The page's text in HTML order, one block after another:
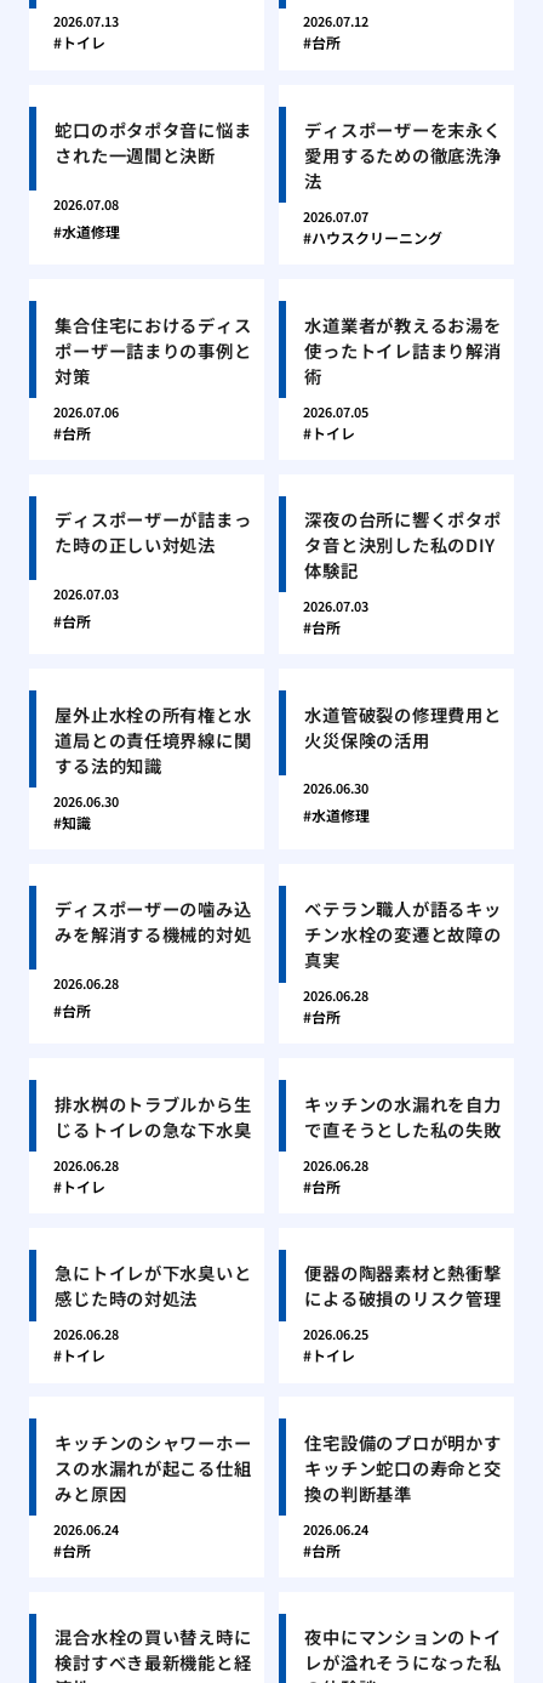
2026.07.13
トイレ
2026.07.12
台所
蛇口のポタポタ音に悩ま
された一週間と決断
2026.07.08
水道修理
ディスポーザーを末永く
愛用するための徹底洗浄
法
2026.07.07
ハウスクリーニング
集合住宅におけるディス
ポーザー詰まりの事例と
対策
2026.07.06
台所
水道業者が教えるお湯を
使ったトイレ詰まり解消
術
2026.07.05
トイレ
ディスポーザーが詰まっ
た時の正しい対処法
2026.07.03
台所
深夜の台所に響くポタポ
タ音と決別した私のDIY
体験記
2026.07.03
台所
屋外止水栓の所有権と水
道局との責任境界線に関
する法的知識
2026.06.30
知識
水道管破裂の修理費用と
火災保険の活用
2026.06.30
水道修理
ディスポーザーの噛み込
みを解消する機械的対処
2026.06.28
台所
ベテラン職人が語るキッ
チン水栓の変遷と故障の
真実
2026.06.28
台所
排水桝のトラブルから生
じるトイレの急な下水臭
2026.06.28
トイレ
キッチンの水漏れを自力
で直そうとした私の失敗
2026.06.28
台所
急にトイレが下水臭いと
感じた時の対処法
2026.06.28
トイレ
便器の陶器素材と熱衝撃
による破損のリスク管理
2026.06.25
トイレ
キッチンのシャワーホー
スの水漏れが起こる仕組
みと原因
2026.06.24
台所
住宅設備のプロが明かす
キッチン蛇口の寿命と交
換の判断基準
2026.06.24
台所
混合水栓の買い替え時に
検討すべき最新機能と経
夜中にマンションのトイ
レが溢れそうになった私